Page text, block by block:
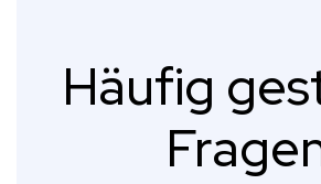
Häufig